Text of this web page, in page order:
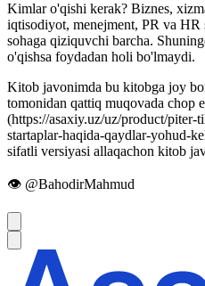
Kimlar o'qishi kerak? Biznes,
iqtisodiyot, menejment, PR va HR
sohaga qiziquvchi barcha.
o'qishsa foydadan holi bo'lmaydi.
Kitob javonimda bu kitobga joy
tomonidan qattiq muqovada chop
(https://asaxiy.uz/uz/product/piter-
startaplar-haqida-qaydlar-yohud-
sifatli versiyasi allaqachon kitob
👁 @BahodirMahmud